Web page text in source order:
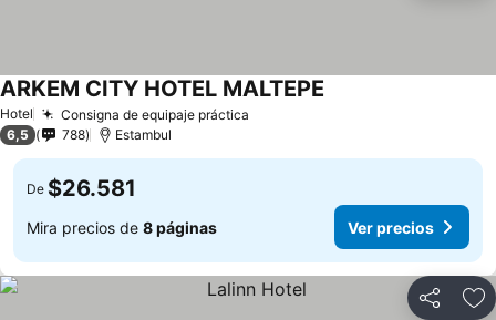
Hotel Consigna de equipaje práctica
ARKEM CITY HOTEL MALTEPE
6,5 788 Estambul
De $26.581
Mira precios de 8 páginas Ver precios
Compartir